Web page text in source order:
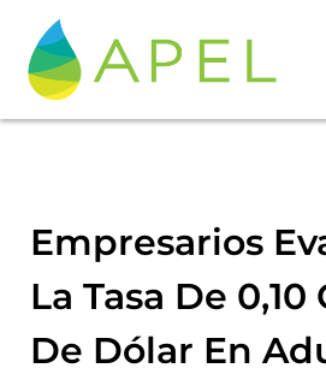
Empresarios
La Tasa De
De Dólar En